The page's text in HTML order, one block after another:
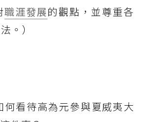
職涯發展的觀點，並尊重各
。）
何看待高為元參與夏威夷大